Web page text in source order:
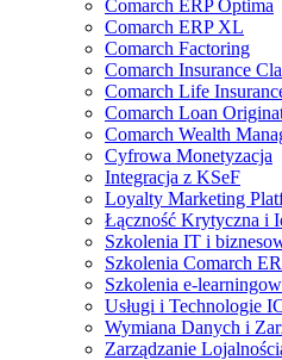
Comarch ERP Optima
Comarch ERP XL
Comarch Factoring
Comarch Insurance
Comarch Life
Comarch Loan
Comarch Wealth
Cyfrowa Monetyzacja
Integracja z KSeF
Loyalty Marketing
Łączność Krytyczna i
Szkolenia IT i
Szkolenia Comarch
Szkolenia e-
Usługi i Technologie
Wymiana Danych i
Zarządzanie